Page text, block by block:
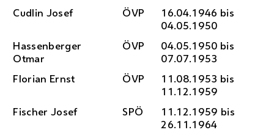
Cudlin Josef
ÖVP
16.04.1946 bis
04.05.1950
Hassenberger
Otmar
ÖVP
04.05.1950 bis
07.07.1953
Florian Ernst
ÖVP
11.08.1953 bis
11.12.1959
Fischer Josef
SPÖ
11.12.1959 bis
26.11.1964